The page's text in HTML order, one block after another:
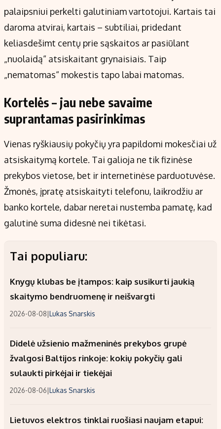
palaipsniui perkelti galutiniam vartotojui. Kartais tai
daroma atvirai, kartais – subtiliai, pridedant
keliasdešimt centų prie sąskaitos ar pasiūlant
„nuolaidą“ atsiskaitant grynaisiais. Taip
„nematomas“ mokestis tapo labai matomas.
Kortelės – jau nebe savaime
suprantamas pasirinkimas
Vienas ryškiausių pokyčių yra papildomi mokesčiai už
atsiskaitymą kortele. Tai galioja ne tik fizinėse
prekybos vietose, bet ir internetinėse parduotuvėse.
Žmonės, įpratę atsiskaityti telefonu, laikrodžiu ar
banko kortele, dabar neretai nustemba pamatę, kad
galutinė suma didesnė nei tikėtasi.
Tai populiaru:
Knygų klubas be įtampos: kaip susikurti jaukią
skaitymo bendruomenę ir neišvargti
2026-08-08|Lukas Snarskis
Didelė užsienio mažmeninės prekybos grupė
žvalgosi Baltijos rinkoje: kokių pokyčių gali
sulaukti pirkėjai ir tiekėjai
2026-08-06|Lukas Snarskis
Lietuvos elektros tinklai ruošiasi naujam etapui: